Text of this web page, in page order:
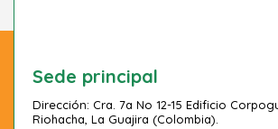
Sede principal
Dirección: Cra. 7a No 12-15 Edificio
Riohacha, La Guajira (Colombia).